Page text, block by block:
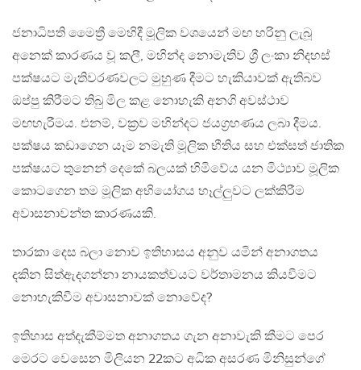
ජනාධිපති මෛත්‍රී මෙහිදී මූලික වශයෙන් මඟ හරිනු ලැබූ
අනෙක් කාරණය වූ කලී, මහින්ද නොමැතිව ශ්‍රී ලංකා නිදහස්
පක්ෂයට මැතිවරණවලට මුහුණ දීමට හැකියාවක් ඇතිබව
ඔප්පු කිරීමට තිබු මිල කළ නොහැකි අනගි අවස්ථාව
මඟහැරීමය. එනම්, වක්‍රව මහින්දට ජයග්‍රහණය ලබා දීමය.
පක්ෂය කඩාගෙන යෑම නමැති මූලික භීතිය සහ එක්සත් ජාතික
පක්ෂයට තුනෙන් දෙකේ බලයක් හිමිවේය යන මිථ්‍යාව මූලික
කොටගෙන තම මූලික අභියෝගය හෑල්ලුවට ලක්කිරීම
අවාසනාවන්ත කාරණයකි.
තාරකා දෙස බලා නොව ඉතිහාසය අනුව යමින් අනාගතය
දකින සිත්ඇදගන්නා නායකත්වයට වර්තාමනය කියවීමට
නොහැකිවීම අවාසනාවක් නොවේද?
ඉතිහාස අත්දැකීම්මත අනාගතය ගැන අනාවැකි කීමට පෙර
මෙරට වෙසෙන මිලියන 22කට අධික අසරණ මිනිසුන්ගේ